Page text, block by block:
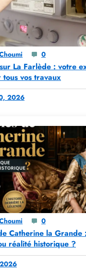
0
La Farlède : votre
tous vos travaux
2026
0
Catherine la Grande
réalité historique ?